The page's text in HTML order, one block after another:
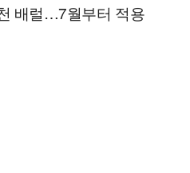
배럴…7월부터 적용